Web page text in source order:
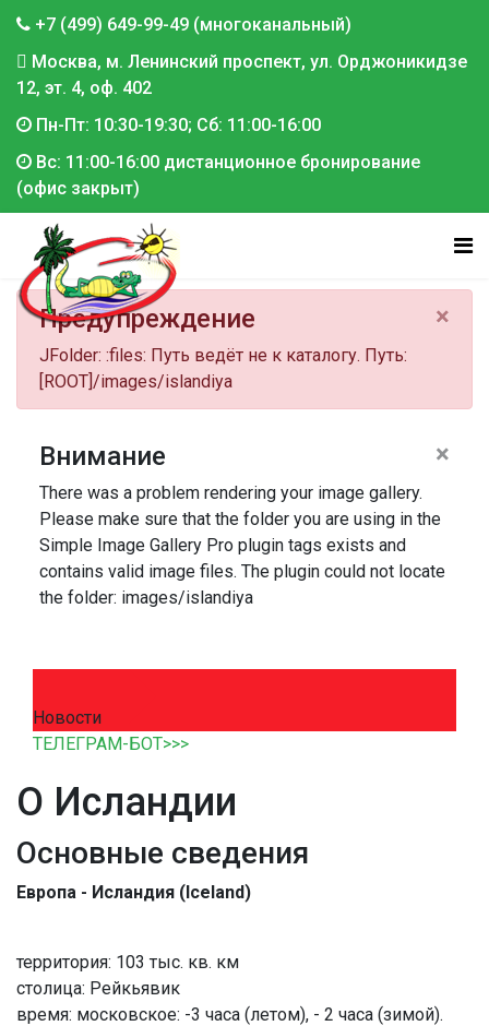
+7 (499) 649-99-49 (многоканальный)
Москва, м. Ленинский проспект, ул. Орджоникидзе
12, эт. 4, оф. 402
Пн-Пт: 10:30-19:30; Сб: 11:00-16:00
Вс: 11:00-16:00 дистанционное бронирование
(офис закрыт)
×
Предупреждение
JFolder: :files: Путь ведёт не к каталогу. Путь:
[ROOT]/images/islandiya
×
Внимание
There was a problem rendering your image gallery.
Please make sure that the folder you are using in the
Simple Image Gallery Pro plugin tags exists and
contains valid image files. The plugin could not locate
the folder: images/islandiya
Новости
ТЕЛЕГРАМ-БОТ>>>
О Исландии
Основные сведения
Европа - Исландия (Iceland)
территория: 103 тыс. кв. км
столица: Рейкьявик
время: московское: -3 часа (летом), - 2 часа (зимой).